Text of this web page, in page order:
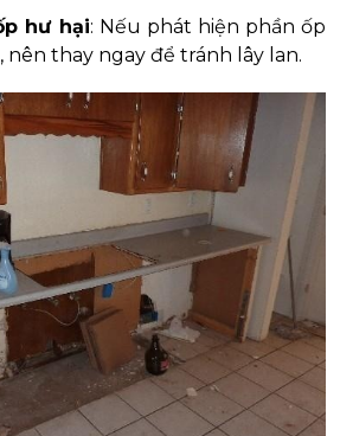
hư hại: Nếu phát hiện phần ốp
nên thay ngay để tránh lây lan.